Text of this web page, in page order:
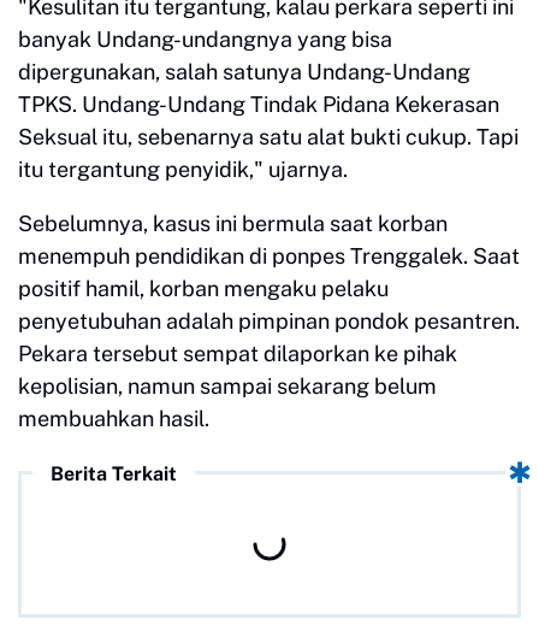
"Kesulitan itu tergantung, kalau perkara seperti ini
banyak Undang-undangnya yang bisa
dipergunakan, salah satunya Undang-Undang
TPKS. Undang-Undang Tindak Pidana Kekerasan
Seksual itu, sebenarnya satu alat bukti cukup. Tapi
itu tergantung penyidik," ujarnya.
Sebelumnya, kasus ini bermula saat korban
menempuh pendidikan di ponpes Trenggalek. Saat
positif hamil, korban mengaku pelaku
penyetubuhan adalah pimpinan pondok pesantren.
Pekara tersebut sempat dilaporkan ke pihak
kepolisian, namun sampai sekarang belum
membuahkan hasil.
Berita Terkait